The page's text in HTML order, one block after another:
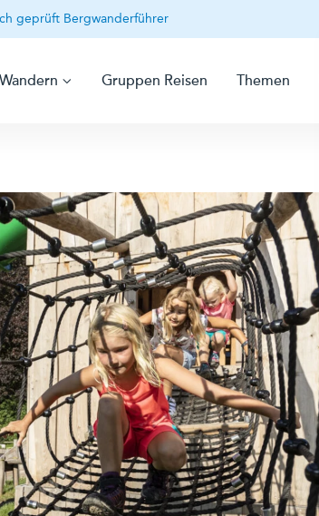
geprüft Bergwanderführer
Wandern Gruppen Reisen Themen